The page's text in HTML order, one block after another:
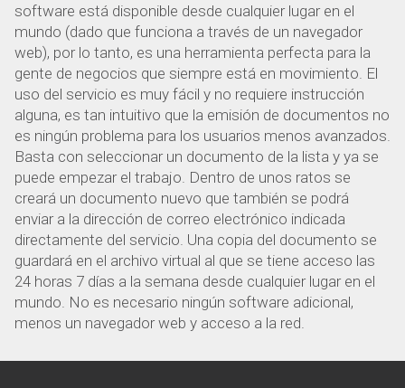
software está disponible desde cualquier lugar en el
mundo (dado que funciona a través de un navegador
web), por lo tanto, es una herramienta perfecta para la
gente de negocios que siempre está en movimiento. El
uso del servicio es muy fácil y no requiere instrucción
alguna, es tan intuitivo que la emisión de documentos no
es ningún problema para los usuarios menos avanzados.
Basta con seleccionar un documento de la lista y ya se
puede empezar el trabajo. Dentro de unos ratos se
creará un documento nuevo que también se podrá
enviar a la dirección de correo electrónico indicada
directamente del servicio. Una copia del documento se
guardará en el archivo virtual al que se tiene acceso las
24 horas 7 días a la semana desde cualquier lugar en el
mundo. No es necesario ningún software adicional,
menos un navegador web y acceso a la red.